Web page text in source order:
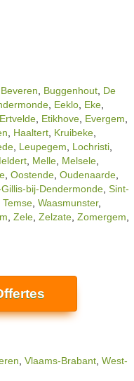
Beveren Buggenhout De
Eeklo Eke
Ertvelde Etikhove Evergem
Haaltert Kruibeke
Leupegem Lochristi
Melle Melsele
Oostende Oudenaarde
bij-Dendermonde Sint-
Temse Waasmunster,
Zele Zelzate Zomergem
Vlaams-Brabant West-